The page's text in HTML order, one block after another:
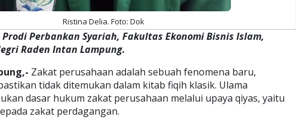
Ristina Delia. Foto: Dok
Perbankan Syariah, Fakultas Ekonomi Bisnis Islam,
Raden Intan Lampung.
Zakat perusahaan adalah sebuah fenomena baru,
tidak ditemukan dalam kitab fiqih klasik. Ulama
dasar hukum zakat perusahaan melalui upaya qiyas, yaitu
zakat perdagangan.